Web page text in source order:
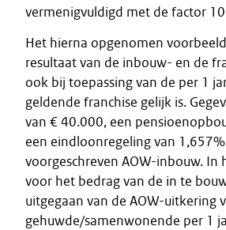
vermenigvuldigd met de factor
Het hierna opgenomen
resultaat van de inbouw- en de
ook bij toepassing van de per 1
geldende franchise gelijk is.
van € 40.000, een
een eindloonregeling van
voorgeschreven AOW-inbouw. In
voor het bedrag van de in te
uitgegaan van de AOW-uitkering
gehuwde/samenwonende per 1